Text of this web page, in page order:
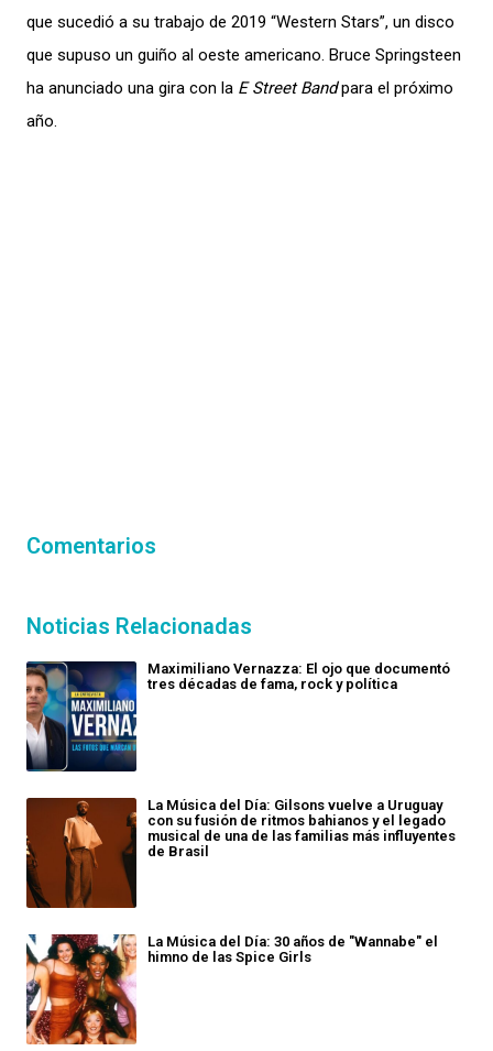
que sucedió a su trabajo de 2019 “Western Stars”, un disco
que supuso un guiño al oeste americano. Bruce Springsteen
ha anunciado una gira con la E Street Bandpara el próximo
año.
Comentarios
Noticias Relacionadas
Maximiliano Vernazza: El ojo que documentó
tres décadas de fama, rock y política
La Música del Día: Gilsons vuelve a Uruguay
con su fusión de ritmos bahianos y el legado
musical de una de las familias más influyentes
de Brasil
La Música del Día: 30 años de "Wannabe" el
himno de las Spice Girls